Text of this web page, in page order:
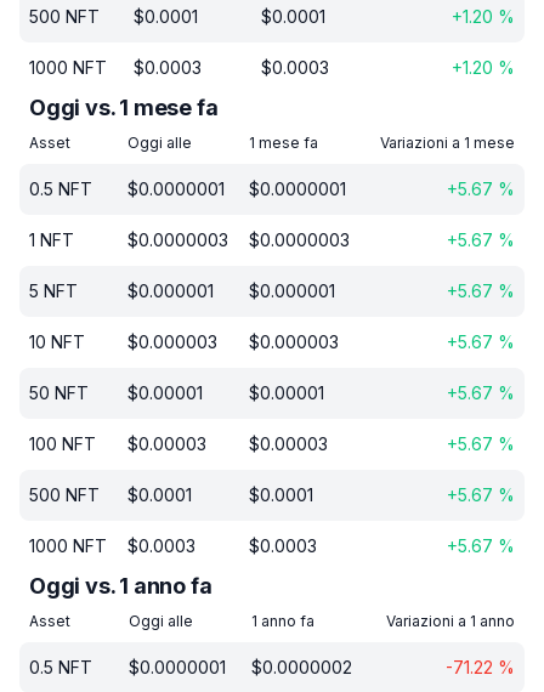
500 NFT $0.0001 $0.0001 +1.20 %
1000 NFT $0.0003 $0.0003 +1.20 %
Oggi vs. 1 mese fa
Asset Oggi alle 1 mese fa Variazioni a 1 mese
0.5 NFT $0.0000001 $0.0000001 +5.67 %
1 NFT $0.0000003 $0.0000003 +5.67 %
5 NFT $0.000001 $0.000001 +5.67 %
10 NFT $0.000003 $0.000003 +5.67 %
50 NFT $0.00001 $0.00001 +5.67 %
100 NFT $0.00003 $0.00003 +5.67 %
500 NFT $0.0001 $0.0001 +5.67 %
1000 NFT $0.0003 $0.0003 +5.67 %
Oggi vs. 1 anno fa
Asset Oggi alle 1 anno fa Variazioni a 1 anno
0.5 NFT $0.0000001 $0.0000002 -71.22 %